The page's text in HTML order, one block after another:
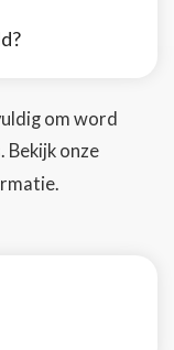
om word
Bekijk onze